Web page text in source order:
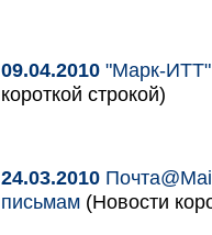
09.04.2010 "Марк-ИТТ"
короткой строкой)
24.03.2010
письмам (Новости